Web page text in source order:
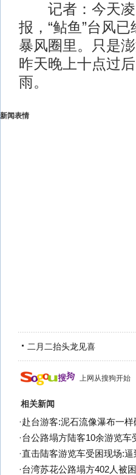
记者：今天凌
报，“鲇鱼”台风
暴风圈里。只是
昨天晚上十点过
雨。
新闻表情
二月二抬头龙见喜
上网从搜狗开始
相关新闻
·赴台游客:泥石流像瀑布一
·台公路塌方陆客10余游览车
·直击陆客游览车受困现场:
·台湾苏花公路塌方402人被